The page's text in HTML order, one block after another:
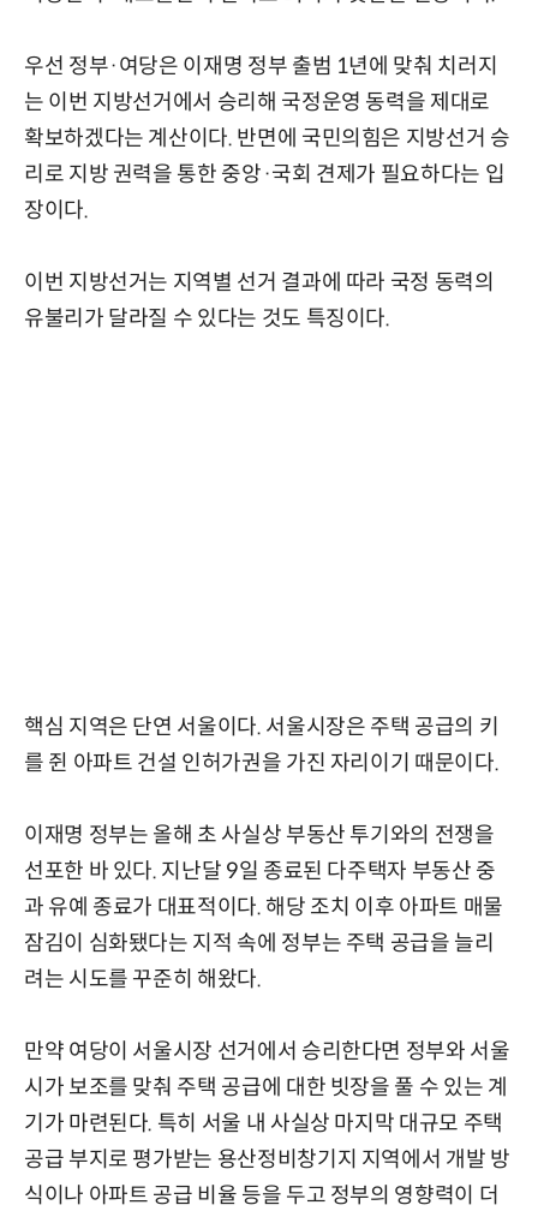
우선 정부·여당은 이재명 정부 출범 1년에 맞춰 치러지
는 이번 지방선거에서 승리해 국정운영 동력을 제대로
확보하겠다는 계산이다. 반면에 국민의힘은 지방선거 승
리로 지방 권력을 통한 중앙·국회 견제가 필요하다는 입
장이다.
이번 지방선거는 지역별 선거 결과에 따라 국정 동력의
유불리가 달라질 수 있다는 것도 특징이다.
핵심 지역은 단연 서울이다. 서울시장은 주택 공급의 키
를 쥔 아파트 건설 인허가권을 가진 자리이기 때문이다.
이재명 정부는 올해 초 사실상 부동산 투기와의 전쟁을
선포한 바 있다. 지난달 9일 종료된 다주택자 부동산 중
과 유예 종료가 대표적이다. 해당 조치 이후 아파트 매물
잠김이 심화됐다는 지적 속에 정부는 주택 공급을 늘리
려는 시도를 꾸준히 해왔다.
만약 여당이 서울시장 선거에서 승리한다면 정부와 서울
시가 보조를 맞춰 주택 공급에 대한 빗장을 풀 수 있는 계
기가 마련된다. 특히 서울 내 사실상 마지막 대규모 주택
공급 부지로 평가받는 용산정비창기지 지역에서 개발 방
식이나 아파트 공급 비율 등을 두고 정부의 영향력이 더